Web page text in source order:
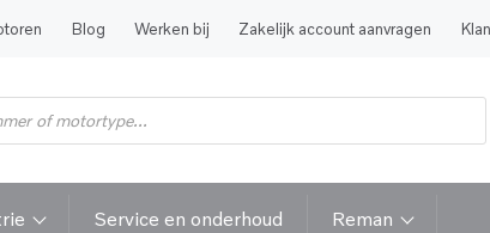
Blog Werken bij Zakelijk account aanvragen
Service en onderhoud Reman